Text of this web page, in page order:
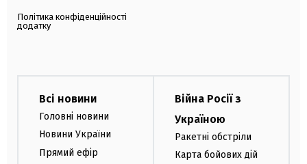
Політика конфіденційності
додатку
Всі новини
Головні новини
Новини України
Прямий ефір
Війна Росії з
Україною
Ракетні обстріли
Карта бойових дій